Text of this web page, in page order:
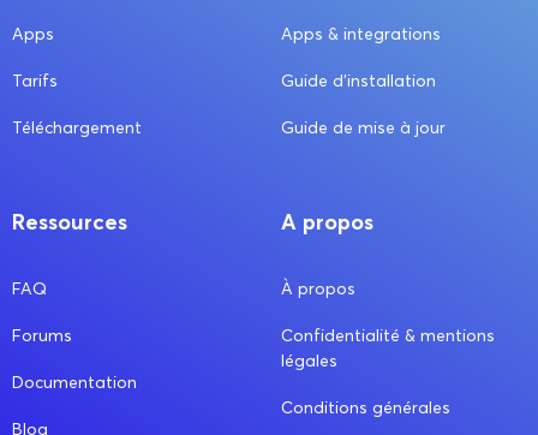
Apps
Tarifs
Téléchargement
Apps & integrations
Guide d’installation
Guide de mise à jour
Ressources
FAQ
Forums
Documentation
Blog
A propos
À propos
Confidentialité & mentions
légales
Conditions générales